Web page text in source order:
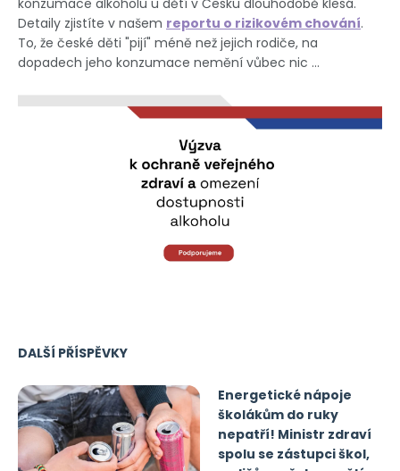
konzumace alkoholu u dětí v Česku dlouhodobě klesá.
Detaily zjistíte v našem reportu o rizikovém chování.
To, že české děti "pijí" méně než jejich rodiče, na
dopadech jeho konzumace nemění vůbec nic ...
DALŠÍ PŘÍSPĚVKY
Energetické nápoje
školákům do ruky
nepatří! Ministr zdraví
spolu se zástupci škol,